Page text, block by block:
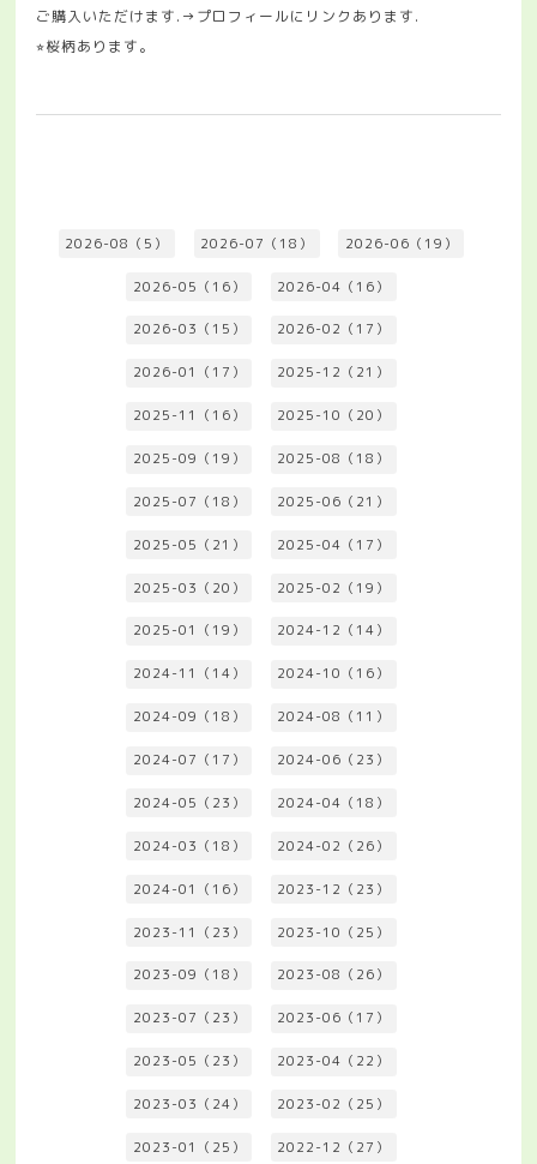
ご購入いただけます.→プロフィールにリンクあります.
⭐︎桜柄あります。
2026-08（5） 2026-07（18） 2026-06（19）
2026-05（16） 2026-04（16）
2026-03（15） 2026-02（17）
2026-01（17） 2025-12（21）
2025-11（16） 2025-10（20）
2025-09（19） 2025-08（18）
2025-07（18） 2025-06（21）
2025-05（21） 2025-04（17）
2025-03（20） 2025-02（19）
2025-01（19） 2024-12（14）
2024-11（14） 2024-10（16）
2024-09（18） 2024-08（11）
2024-07（17） 2024-06（23）
2024-05（23） 2024-04（18）
2024-03（18） 2024-02（26）
2024-01（16） 2023-12（23）
2023-11（23） 2023-10（25）
2023-09（18） 2023-08（26）
2023-07（23） 2023-06（17）
2023-05（23） 2023-04（22）
2023-03（24） 2023-02（25）
2023-01（25） 2022-12（27）